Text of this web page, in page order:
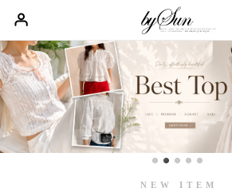
베스트50 신상품5%할인 당일배송 원피스
NEW ITEM